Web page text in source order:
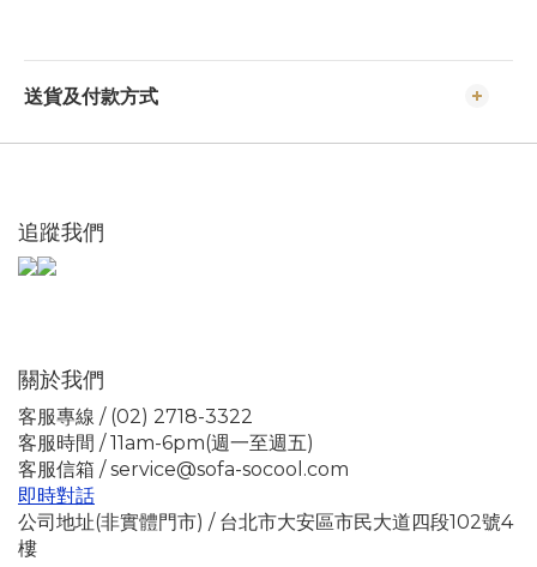
送貨及付款方式
追蹤我們
關於我們
客服專線 / (02) 2718-3322
客服時間 / 11am-6pm(週一至週五)
客服信箱 / service@sofa-socool.com
即時對話
公司地址(非實體門市) / 台北市大安區市民大道四段102號4
樓